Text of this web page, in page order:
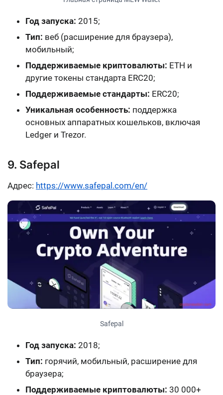
Год запуска: 2015;
Тип: веб (расширение для браузера),
мобильный;
Поддерживаемые криптовалюты: ETH и
другие токены стандарта ERC20;
Поддерживаемые стандарты: ERC20;
Уникальная особенность: поддержка
основных аппаратных кошельков, включая
Ledger и Trezor.
9. Safepal
Адрес: https://www.safepal.com/en/
Safepal
Год запуска: 2018;
Тип: горячий, мобильный, расширение для
браузера;
Поддерживаемые криптовалюты: 30 000+